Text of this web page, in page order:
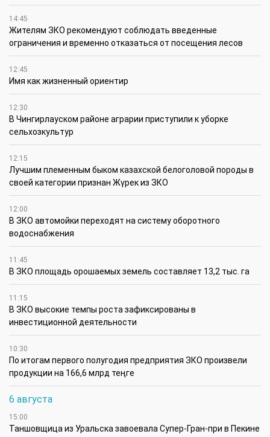
14:45
Жителям ЗКО рекомендуют соблюдать введенные
ограничения и временно отказаться от посещения лесов
12:45
Имя как жизненный ориентир
12:30
В Чингирлауском районе аграрии приступили к уборке
сельхозкультур
12:15
Лучшим племенным быком казахской белоголовой породы в
своей категории признан Жүрек из ЗКО
12:00
В ЗКО автомойки переходят на систему оборотного
водоснабжения
11:45
В ЗКО площадь орошаемых земель составляет 13,2 тыс. га
11:15
В ЗКО высокие темпы роста зафиксированы в
инвестиционной деятельности
10:30
По итогам первого полугодия предприятия ЗКО произвели
продукции на 166,6 млрд теңге
6 августа
15:00
Таншовщица из Уральска завоевала Супер-Гран-при в Пекине